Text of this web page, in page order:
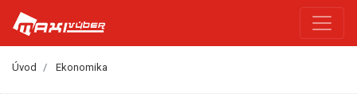
Úvod Ekonomika